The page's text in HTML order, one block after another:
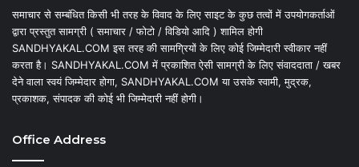
समाचार से सम्बंधित किसी भी तरह के विवाद के लिए साइट के कुछ तत्वों में उपयोगकर्ताओं
द्वारा प्रस्तुत सामग्री ( समाचार / फोटो / विडियो आदि ) शामिल होगी
SANDHYAKAL.COM इस तरह की सामग्रियों के लिए कोई जिम्मेदारी स्वीकार नहीं
करता है। SANDHYAKAL.COM में प्रकाशित ऐसी सामग्री के लिए संवाददाता / खबर
देने वाला स्वयं जिम्मेदार होगा, SANDHYAKAL.COM या उसके स्वामी, मुद्रक,
प्रकाशक, संपादक की कोई भी जिम्मेदारी नहीं होगी।
Office Address